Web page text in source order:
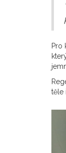
Pro
těle